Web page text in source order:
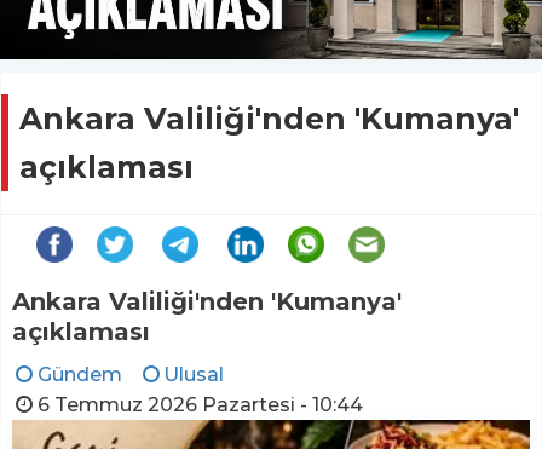
Ankara Valiliği'nden 'Kumanya'
açıklaması
Ankara Valiliği'nden 'Kumanya'
açıklaması
Gündem
Ulusal
6 Temmuz 2026 Pazartesi - 10:44